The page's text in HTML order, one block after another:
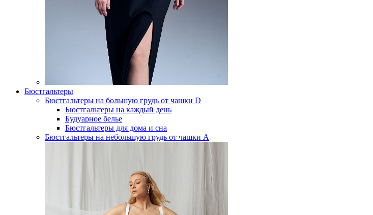
Бюстгальтеры
Бюстгальтеры на большую грудь от чашки D
Бюстгальтеры на каждый день
Будуарное белье
Бюстгальтеры для дома и сна
Бюстгальтеры на небольшую грудь от чашки А